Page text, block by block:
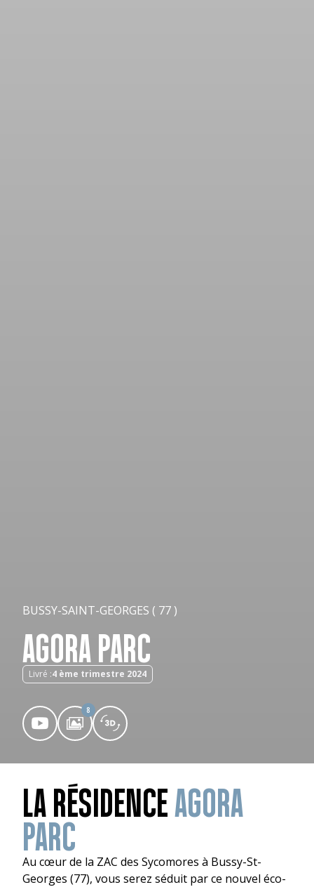
BUSSY-SAINT-GEORGES ( 77 )
AGORA PARC
Livré :4 ème trimestre 2024
8
LA RÉSIDENCEAGORA
PARC
Au cœur de la ZAC des Sycomores à Bussy-St-
Georges (77), vous serez séduit par ce nouvel éco-